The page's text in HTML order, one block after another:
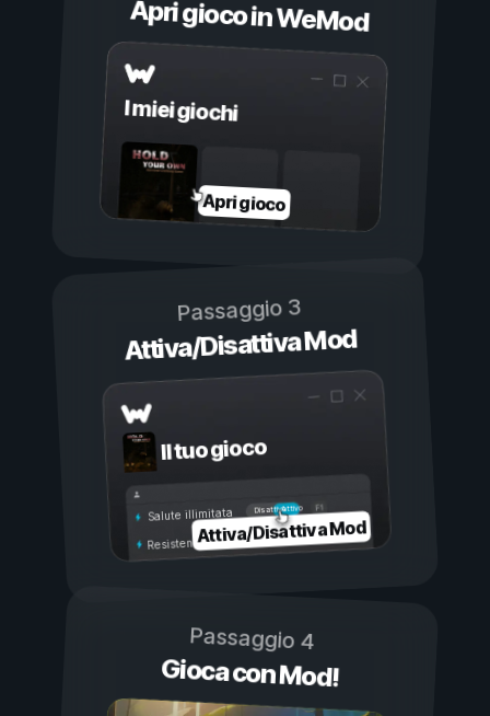
Apri gioco in WeMod
I miei giochi
Apri gioco
Passaggio 3
Attiva/Disattiva Mod
Il tuo gioco
Attivo
Disattivo
Salute illimitata
Resistenza illimitata
Attiva/Disattiva Mod
Passaggio 4
Gioca con Mod!